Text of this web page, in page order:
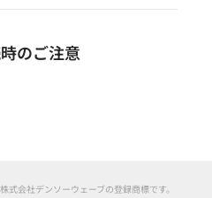
のご注意
会社デンソーウェーブの登録商標です。